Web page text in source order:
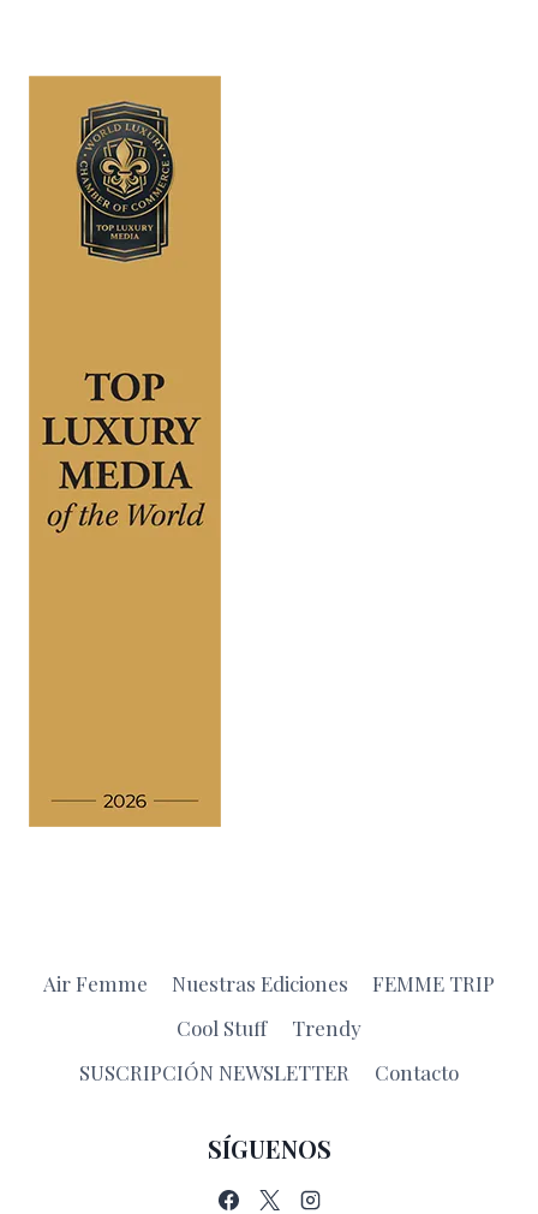
Air Femme Nuestras Ediciones
FEMME TRIP
Cool Stuff
Trendy
SUSCRIPCIÓN NEWSLETTER
Contacto
SÍGUENOS